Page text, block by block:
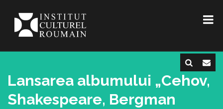
Lansarea albumului „Cehov,
Shakespeare, Bergman